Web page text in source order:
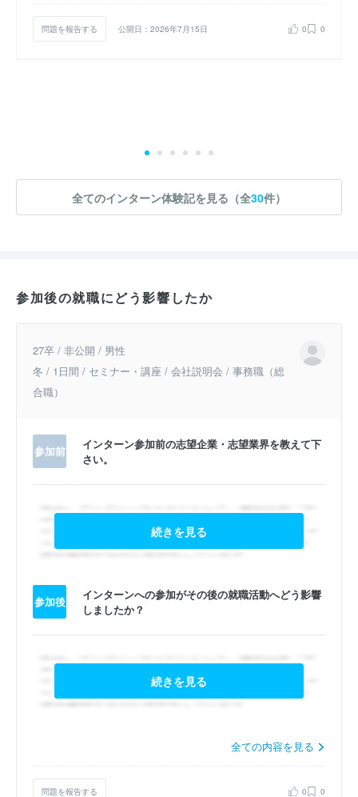
問題を報告する 公開日：2026年7月15日 0 0
全てのインターン体験記を見る（全30件）
参加後の就職にどう影響したか
27卒 / 非公開 / 男性
冬 / 1日間 / セミナー・講座 / 会社説明会 / 事務職（総
合職）
参加前
インターン参加前の志望企業・志望業界を教えて下
さい。
続きを見る
参加後
インターンへの参加がその後の就職活動へどう影響
しましたか？
続きを見る
全ての内容を見る
問題を報告する 0 0